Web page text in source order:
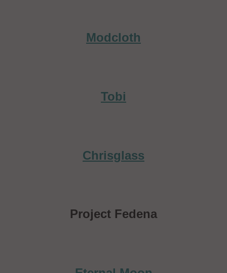
Modcloth
Tobi
Chrisglass
Project Fedena